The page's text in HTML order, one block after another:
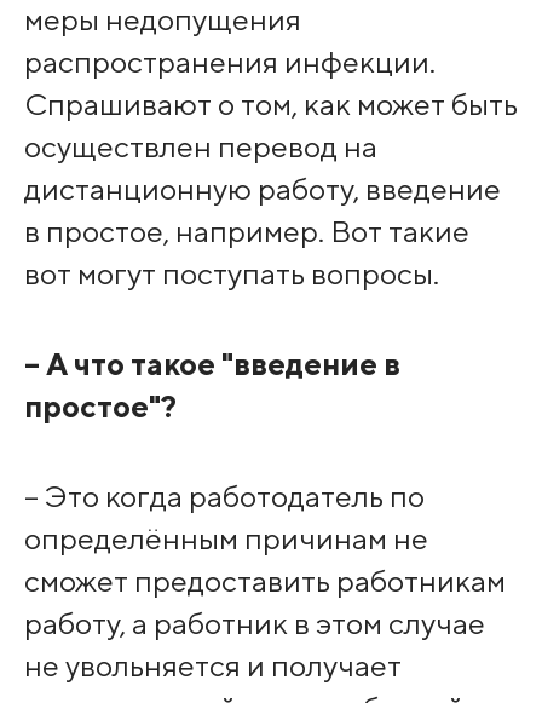
меры недопущения
распространения инфекции.
Спрашивают о том, как может быть
осуществлен перевод на
дистанционную работу, введение
в простое, например. Вот такие
вот могут поступать вопросы.
– А что такое "введение в
простое"?
– Это когда работодатель по
определённым причинам не
сможет предоставить работникам
работу, а работник в этом случае
не увольняется и получает